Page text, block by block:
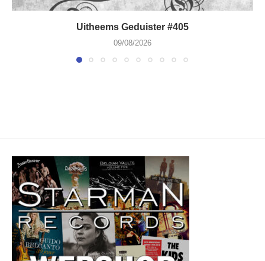
Uitheems Geduister #405
09/08/2026